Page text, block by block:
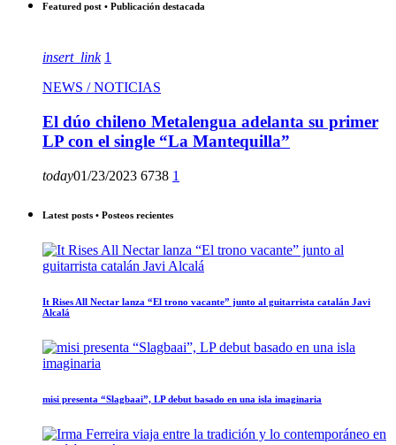
Featured post • Publicación destacada
insert_link 1
NEWS / NOTICIAS
El dúo chileno Metalengua adelanta su primer
LP con el single “La Mantequilla”
today01/23/2023 6738 1
Latest posts • Posteos recientes
It Rises All Nectar lanza “El trono vacante” junto al guitarrista catalán Javi
Alcalá
misi presenta “Slagbaai”, LP debut basado en una isla imaginaria